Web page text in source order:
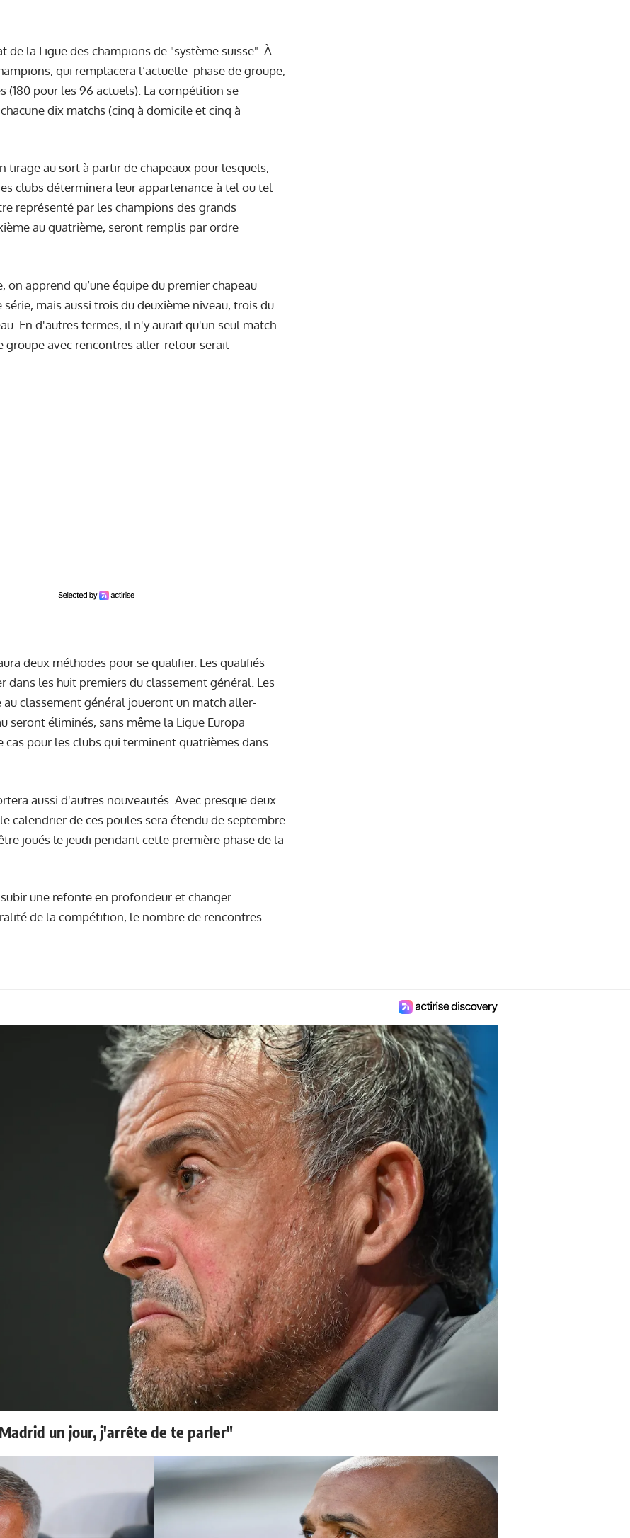
la Ligue des champions de "système suisse". À
qui remplacera l’actuelle phase de groupe,
(180 pour les 96 actuels). La compétition se
dix matchs (cinq à domicile et cinq à
au sort à partir de chapeaux pour lesquels,
clubs déterminera leur appartenance à tel ou tel
représenté par les champions des grands
au quatrième, seront remplis par ordre
on apprend qu’une équipe du premier chapeau
mais aussi trois du deuxième niveau, trois du
En d'autres termes, il n'y aurait qu'un seul match
groupe avec rencontres aller-retour serait
deux méthodes pour se qualifier. Les qualifiés
dans les huit premiers du classement général. Les
classement général joueront un match aller-
seront éliminés, sans même la Ligue Europa
pour les clubs qui terminent quatrièmes dans
aussi d'autres nouveautés. Avec presque deux
calendrier de ces poules sera étendu de septembre
joués le jeudi pendant cette première phase de la
une refonte en profondeur et changer
de la compétition, le nombre de rencontres
un jour, j'arrête de te parler"